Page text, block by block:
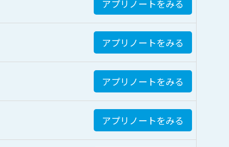
アプリノートをみる
アプリノートをみる
アプリノートをみる
アプリノートをみる